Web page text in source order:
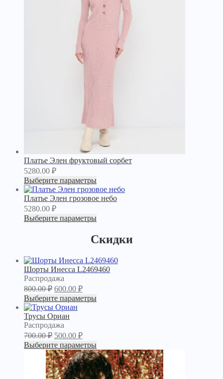
Платье Элен фруктовый сорбет
5280.00 ₽
Выберите параметры
Платье Элен грозовое небо
5280.00 ₽
Выберите параметры
Скидки
Шорты Инесса L2469460
Распродажа
товар
800.00₽ 600.00 ₽
Выберите параметры
Трусы Ориан
Распродажа
товар
700.00₽ 500.00 ₽
Выберите параметры